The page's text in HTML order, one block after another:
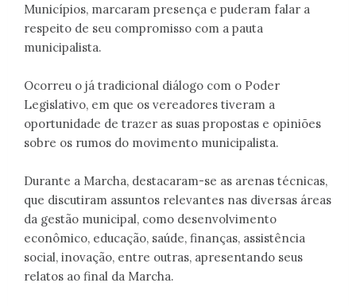
Municípios, marcaram presença e puderam falar a
respeito de seu compromisso com a pauta
municipalista.
Ocorreu o já tradicional diálogo com o Poder
Legislativo, em que os vereadores tiveram a
oportunidade de trazer as suas propostas e opiniões
sobre os rumos do movimento municipalista.
Durante a Marcha, destacaram-se as arenas técnicas,
que discutiram assuntos relevantes nas diversas áreas
da gestão municipal, como desenvolvimento
econômico, educação, saúde, finanças, assistência
social, inovação, entre outras, apresentando seus
relatos ao final da Marcha.